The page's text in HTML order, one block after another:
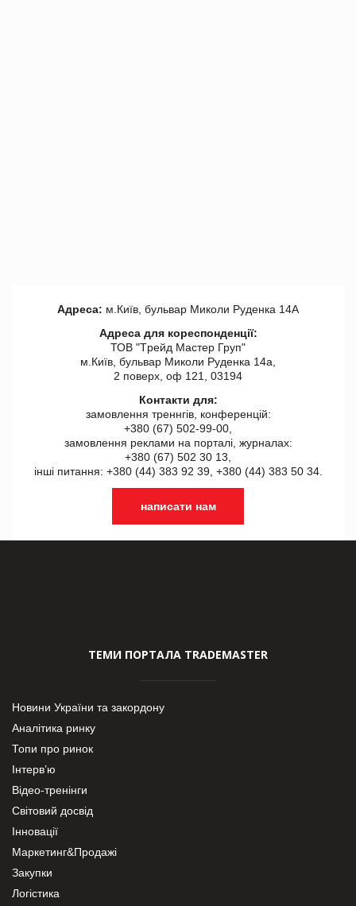
Адреса: м.Київ, бульвар Миколи Руденка 14А
Адреса для кореспонденції:
ТОВ "Tрейд Мастер Груп"
м.Київ, бульвар Миколи Руденка 14а,
2 поверх, оф 121, 03194
Контакти для:
замовлення треннгів, конференцій:
+380 (67) 502-99-00,
замовлення реклами на порталі, журналах:
+380 (67) 502 30 13,
інші питання: +380 (44) 383 92 39, +380 (44) 383 50 34.
написати нам
ТЕМИ ПОРТАЛА TRADEMASTER
Новини України та закордону
Аналітика ринку
Топи про ринок
Інтерв’ю
Відео-тренінги
Світовий досвід
Інновації
Маркетинг&Продажі
Закупки
Логістика